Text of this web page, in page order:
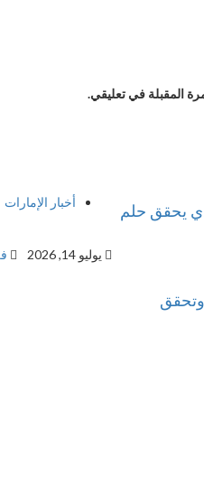
المقبلة في تعليقي.
مقيم هندي يحقق حلم
أخبار الإمارات
يوليو 14, 2026
وتحقق